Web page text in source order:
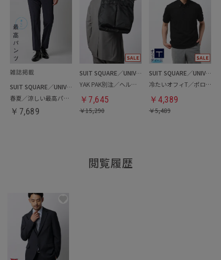
SUIT SQUARE／UNIVERSAL LANGUAGE
春夏／涼しい最高パンツ
￥ 7,689
SUIT SQUARE／UNIVERSAL LANGUAGE
YAK PAK別注／ヘルメットバッグ
￥ 7,645
￥15,290
SUIT SQUARE／UNIVERSAL LANGUAGE
冷たいオフィT／ポロシャツ
￥ 4,389
￥5,489
閲覧履歴